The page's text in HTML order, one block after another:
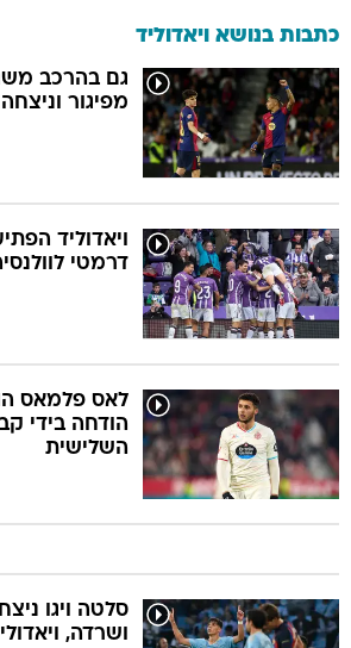
כתבות בנושא ויאדוליד
גם בהרכב
מפיגור וניצחה 1:2 את ויאדוליד
ויאדוליד
דרמטי
לאס פלמאס
הודחה בידי
השלישית
סלטה ויגו
ושרדה,